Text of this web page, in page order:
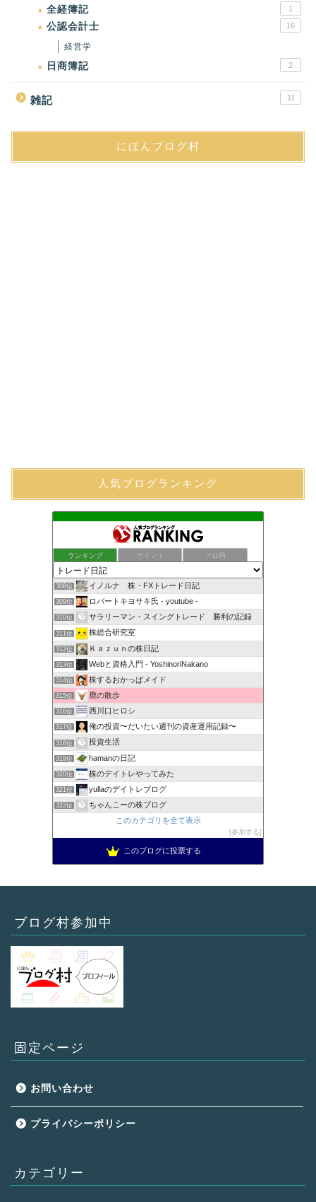
全経簿記 1
公認会計士 16
経営学
日商簿記 2
雑記 11
にほんブログ村
人気ブログランキング
ランキング ポイント ブロ画
308位 イノルナ 株・FXトレード日記
309位 ロバートキヨサキ氏 - youtube -
310位 サラリーマン・スイングトレード 勝利の記録
311位 株総合研究室
312位 Ｋａｚｕｎの株日記
313位 Webと資格入門 - YoshinoriNakano
314位 株するおかっぱメイド
315位 鹿の散歩
316位 西川口ヒロシ
317位 俺の投資〜だいたい週刊の資産運用記録〜
318位 投資生活
319位 hamanの日記
320位 株のデイトレやってみた
321位 yullaのデイトレブログ
322位
ちゃんこーの株ブログ
このカテゴリを全て表示
参加する
このブログに投票する
ブログ村参加中
固定ページ
お問い合わせ
プライバシーポリシー
カテゴリー